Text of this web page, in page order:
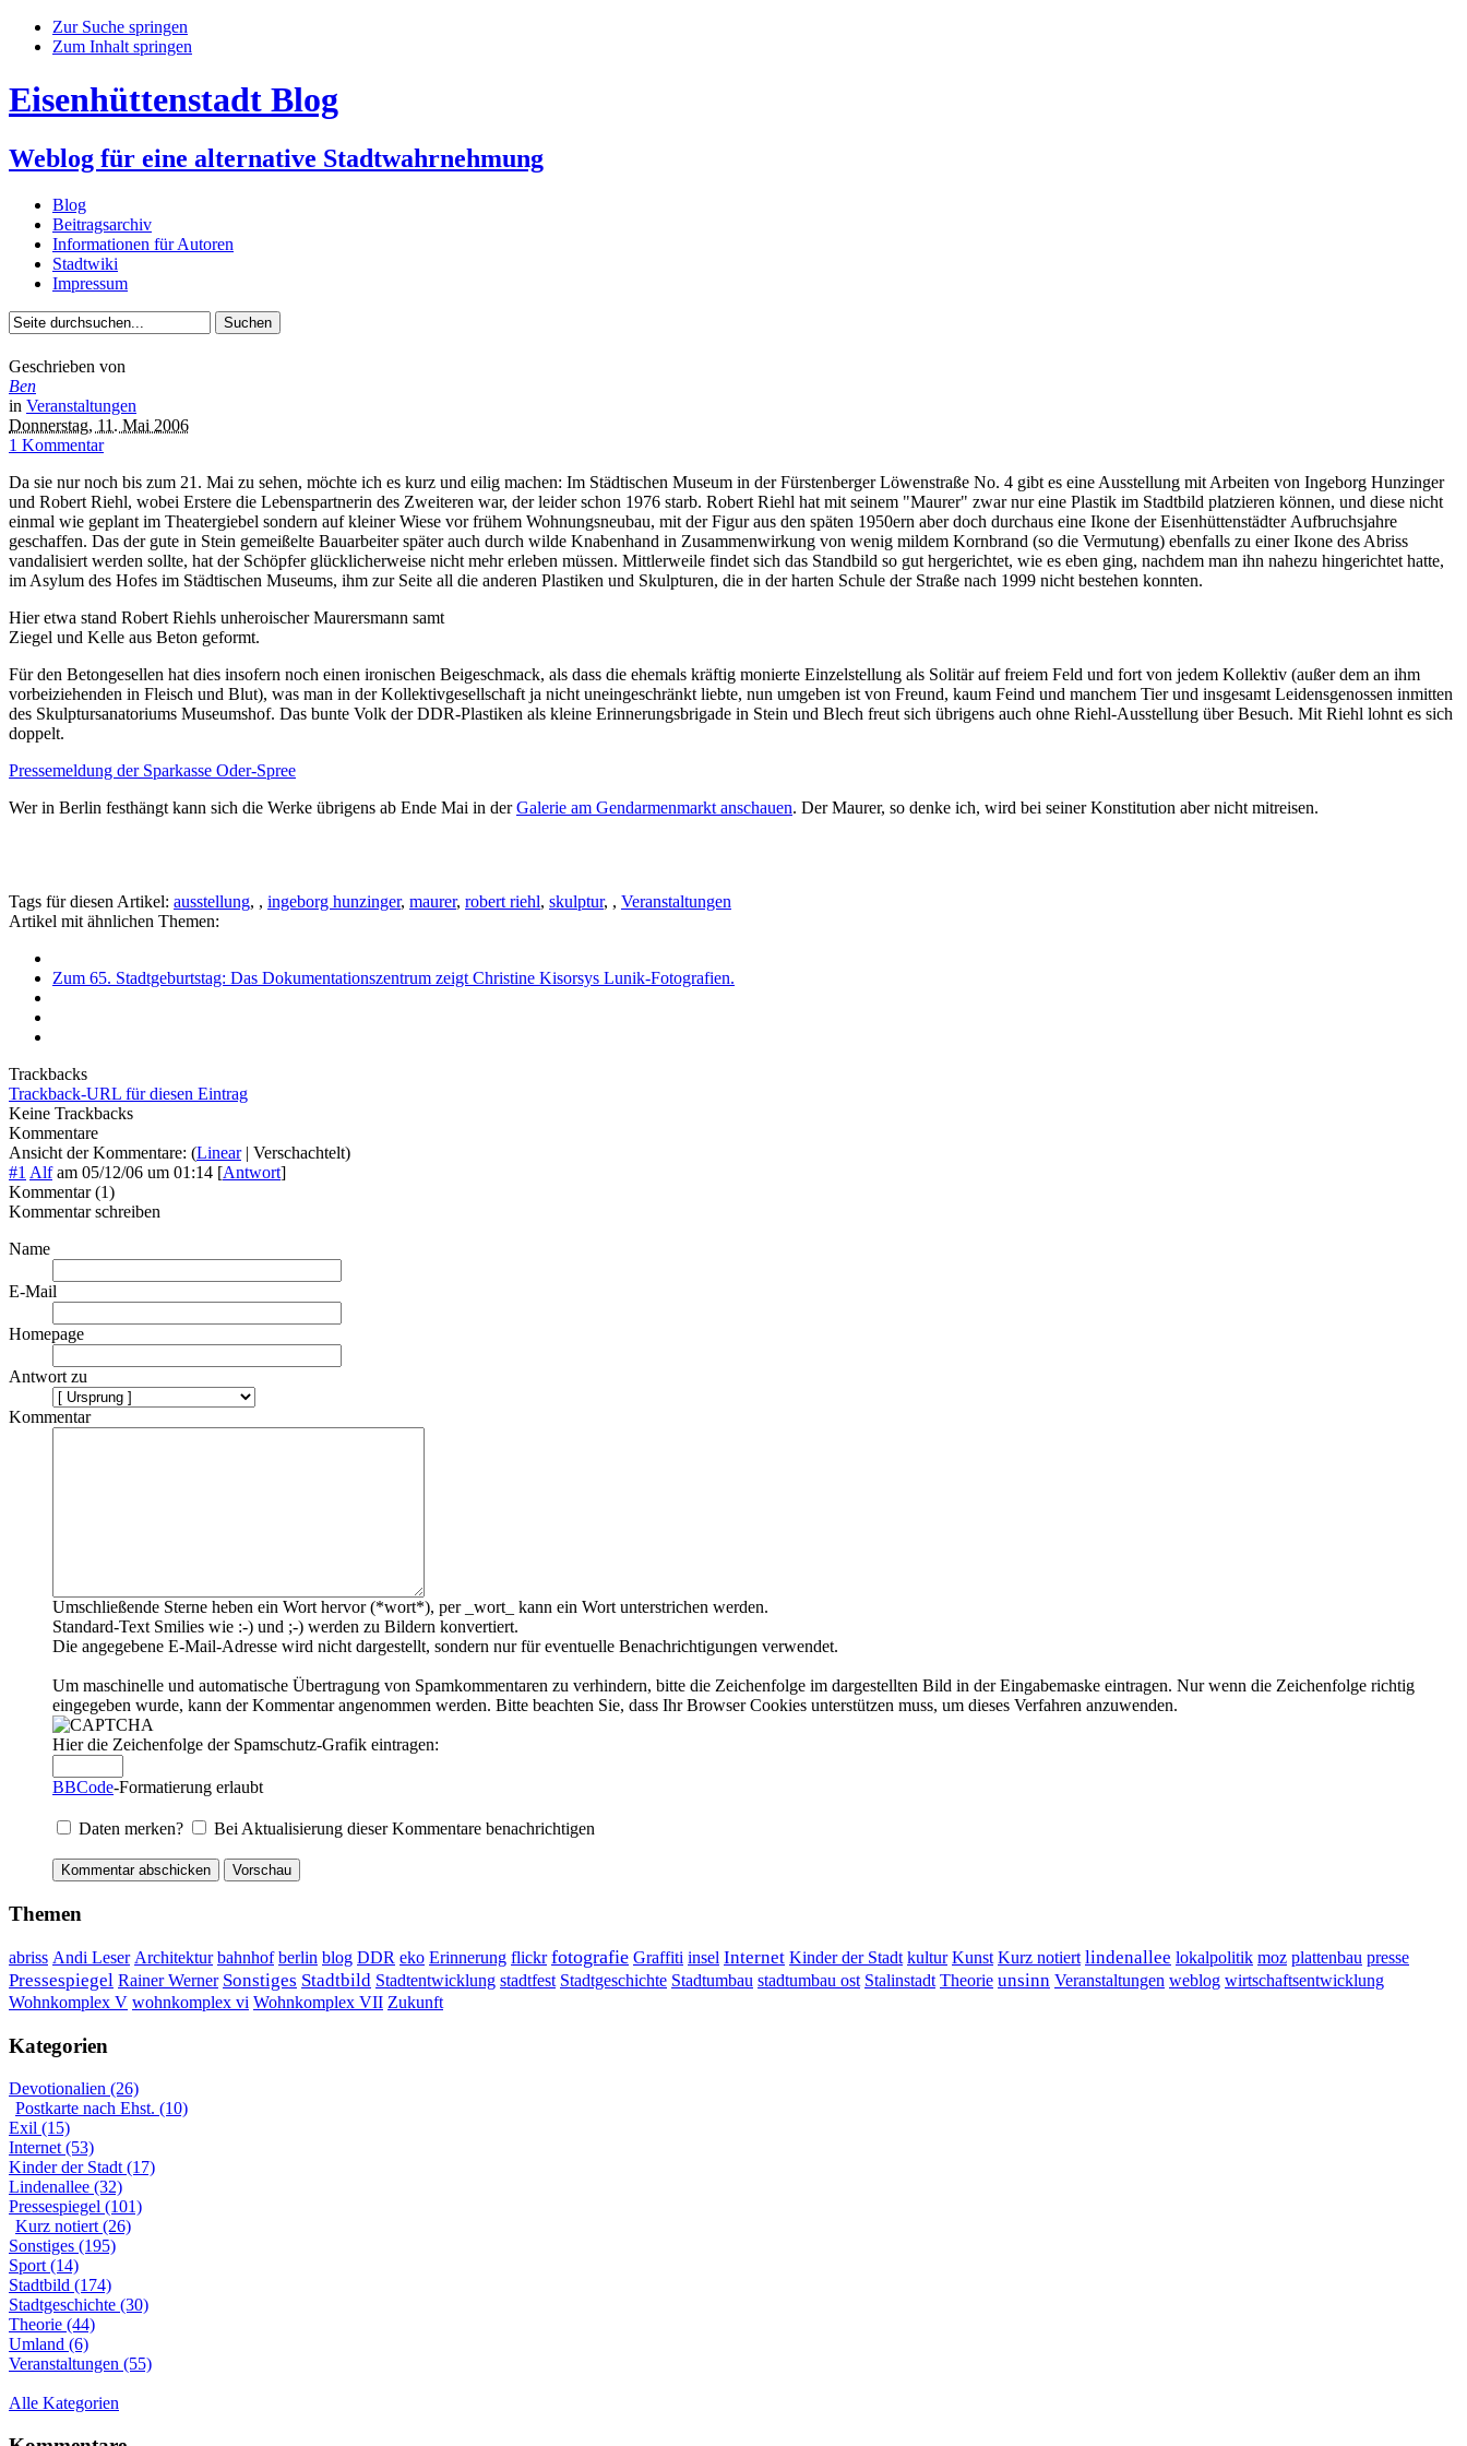
Zur Suche springen
Zum Inhalt springen
Eisenhüttenstadt Blog
Weblog für eine alternative Stadtwahrnehmung
Blog
Beitragsarchiv
Informationen für Autoren
Stadtwiki
Impressum
Geschrieben von
Ben
in Veranstaltungen
Donnerstag, 11. Mai 2006
1 Kommentar
Da sie nur noch bis zum 21. Mai zu sehen, möchte ich es kurz und eilig machen: Im Städtischen Museum in der Fürstenberger Löwenstraße No. 4 gibt es eine Ausstellung mit Arbeiten von Ingeborg Hunzinger
und Robert Riehl, wobei Erstere die Lebenspartnerin des Zweiteren war, der leider schon 1976 starb. Robert Riehl hat mit seinem "Maurer" zwar nur eine Plastik im Stadtbild platzieren können, und diese nicht
einmal wie geplant im Theatergiebel sondern auf kleiner Wiese vor frühem Wohnungsneubau, mit der Figur aus den späten 1950ern aber doch durchaus eine Ikone der Eisenhüttenstädter Aufbruchsjahre
geschaffen. Das der gute in Stein gemeißelte Bauarbeiter später auch durch wilde Knabenhand in Zusammenwirkung von wenig mildem Kornbrand (so die Vermutung) ebenfalls zu einer Ikone des Abriss
vandalisiert werden sollte, hat der Schöpfer glücklicherweise nicht mehr erleben müssen. Mittlerweile findet sich das Standbild so gut hergerichtet, wie es eben ging, nachdem man ihn nahezu hingerichtet hatte,
im Asylum des Hofes im Städtischen Museums, ihm zur Seite all die anderen Plastiken und Skulpturen, die in der harten Schule der Straße nach 1999 nicht bestehen konnten.
Hier etwa stand Robert Riehls unheroischer Maurersmann samt
Ziegel und Kelle aus Beton geformt.
Für den Betongesellen hat dies insofern noch einen ironischen Beigeschmack, als dass die ehemals kräftig monierte Einzelstellung als Solitär auf freiem Feld und fort von jedem Kollektiv (außer dem an ihm
vorbeiziehenden in Fleisch und Blut), was man in der Kollektivgesellschaft ja nicht uneingeschränkt liebte, nun umgeben ist von Freund, kaum Feind und manchem Tier und insgesamt Leidensgenossen inmitten
des Skulptursanatoriums Museumshof. Das bunte Volk der DDR-Plastiken als kleine Erinnerungsbrigade in Stein und Blech freut sich übrigens auch ohne Riehl-Ausstellung über Besuch. Mit Riehl lohnt es sich
doppelt.
Pressemeldung der Sparkasse Oder-Spree
Wer in Berlin festhängt kann sich die Werke übrigens ab Ende Mai in derGalerie am Gendarmenmarkt anschauen. Der Maurer, so denke ich, wird bei seiner Konstitution aber nicht mitreisen.
Tags für diesen Artikel: ausstellung, , ingeborg hunzinger, maurer, robert riehl, skulptur, , Veranstaltungen
Artikel mit ähnlichen Themen:
Zum 65. Stadtgeburtstag: Das Dokumentationszentrum zeigt Christine Kisorsys Lunik-Fotografien.
Trackbacks
Trackback-URL für diesen Eintrag
Keine Trackbacks
Kommentare
Ansicht der Kommentare: (Linear| Verschachtelt)
#1 Alf am 05/12/06 um 01:14 [Antwort]
Kommentar (1)
Kommentar schreiben
Name
E-Mail
Homepage
Antwort zu
Kommentar
Umschließende Sterne heben ein Wort hervor (*wort*), per _wort_ kann ein Wort unterstrichen werden.
Standard-Text Smilies wie :-) und ;-) werden zu Bildern konvertiert.
Die angegebene E-Mail-Adresse wird nicht dargestellt, sondern nur für eventuelle Benachrichtigungen verwendet.
Um maschinelle und automatische Übertragung von Spamkommentaren zu verhindern, bitte die Zeichenfolge im dargestellten Bild in der Eingabemaske eintragen. Nur wenn die Zeichenfolge richtig
eingegeben wurde, kann der Kommentar angenommen werden. Bitte beachten Sie, dass Ihr Browser Cookies unterstützen muss, um dieses Verfahren anzuwenden.
Hier die Zeichenfolge der Spamschutz-Grafik eintragen:
BBCode-Formatierung erlaubt
Daten merken? Bei Aktualisierung dieser Kommentare benachrichtigen
Themen
abriss Andi Leser Architektur bahnhof berlin blog DDR eko Erinnerung flickr fotografie Graffiti insel Internet Kinder der Stadt kultur Kunst Kurz notiert lindenallee lokalpolitik moz plattenbau presse
Pressespiegel Rainer Werner Sonstiges Stadtbild Stadtentwicklung stadtfest Stadtgeschichte Stadtumbau stadtumbau ost Stalinstadt Theorie unsinn Veranstaltungen weblog wirtschaftsentwicklung
Wohnkomplex V wohnkomplex vi Wohnkomplex VII Zukunft
Kategorien
Devotionalien (26)
Postkarte nach Ehst. (10)
Exil (15)
Internet (53)
Kinder der Stadt (17)
Lindenallee (32)
Pressespiegel (101)
Kurz notiert (26)
Sonstiges (195)
Sport (14)
Stadtbild (174)
Stadtgeschichte (30)
Theorie (44)
Umland (6)
Veranstaltungen (55)
Alle Kategorien